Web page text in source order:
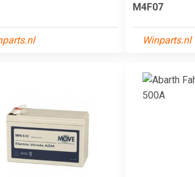
M4F07
Winparts.nl